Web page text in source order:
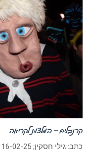
קרנבלים – המלצות לקריאה